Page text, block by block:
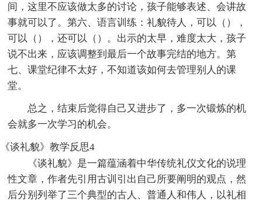
间，这里不应该做太多的讨论，孩子能够表述、会讲故
事就可以了。第六、语言训练：礼貌待人，可以（），
可以（），还可以（）。出示的太早，难度太大，孩子
说不出来，应该调整到最后一个故事完结的地方。第
七、课堂纪律不太好，不知道该如何去管理别人的课
堂。
总之，结束后觉得自己又进步了，多一次锻炼的机
会就多一次学习的机会。
《谈礼貌》教学反思4
《谈礼貌》是一篇蕴涵着中华传统礼仪文化的说理
性文章，作者先引用古训引出自己所要阐明的观点，然
后分别列举了三个典型的古人、普通人和伟人，以礼相